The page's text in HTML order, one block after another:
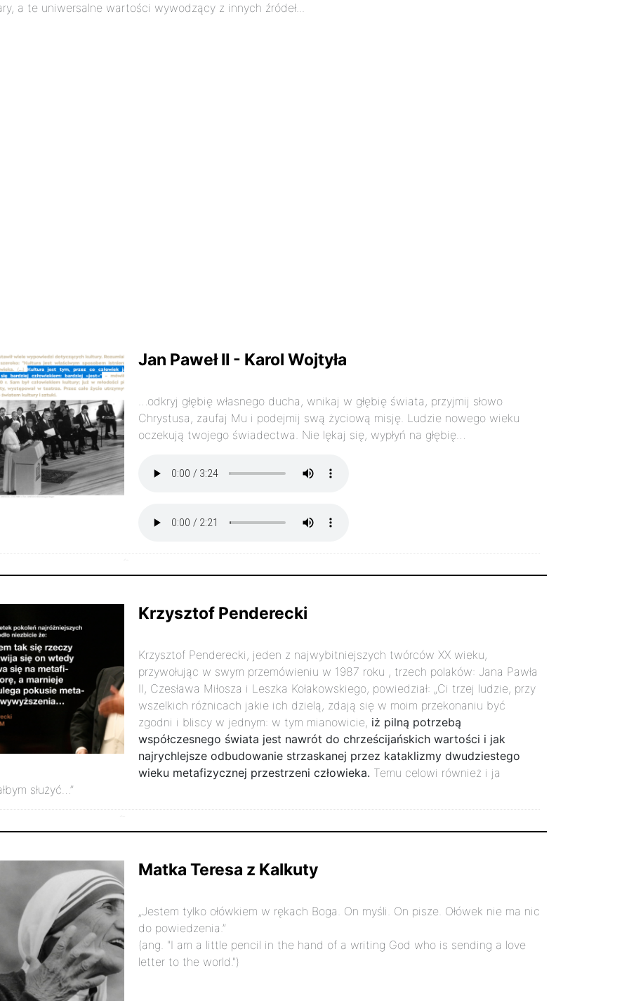
a te uniwersalne wartości wywodzący z innych źródeł...
Jan Paweł II - Karol Wojtyła
…odkryj głębię własnego ducha, wnikaj w głębię świata, przyjmij słowo
Chrystusa, zaufaj Mu i podejmij swą życiową misję. Ludzie nowego wieku
oczekują twojego świadectwa. Nie lękaj się, wypłyń na głębię…
Krzysztof Penderecki
Krzysztof Penderecki, jeden z najwybitniejszych twórców XX wieku,
przywołując w swym przemówieniu w 1987 roku , trzech polaków: Jana Pawła
II, Czesława Miłosza i Leszka Kołakowskiego, powiedział: „Ci trzej ludzie, przy
wszelkich różnicach jakie ich dzielą, zdają się w moim przekonaniu być
zgodni i bliscy w jednym: w tym mianowicie, iż pilną potrzebą
współczesnego świata jest nawrót do chrześcijańskich wartości i jak
najrychlejsze odbudowanie strzaskanej przez kataklizmy dwudziestego
wieku metafizycznej przestrzeni człowieka. Temu celowi również i ja
służyć…”
Matka Teresa z Kalkuty
„Jestem tylko ołówkiem w rękach Boga. On myśli. On pisze. Ołówek nie ma nic
do powiedzenia.”
(ang. "I am a little pencil in the hand of a writing God who is sending a love
letter to the world.")